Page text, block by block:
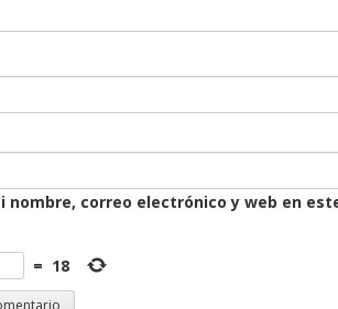
nombre, correo electrónico y web en
= 18